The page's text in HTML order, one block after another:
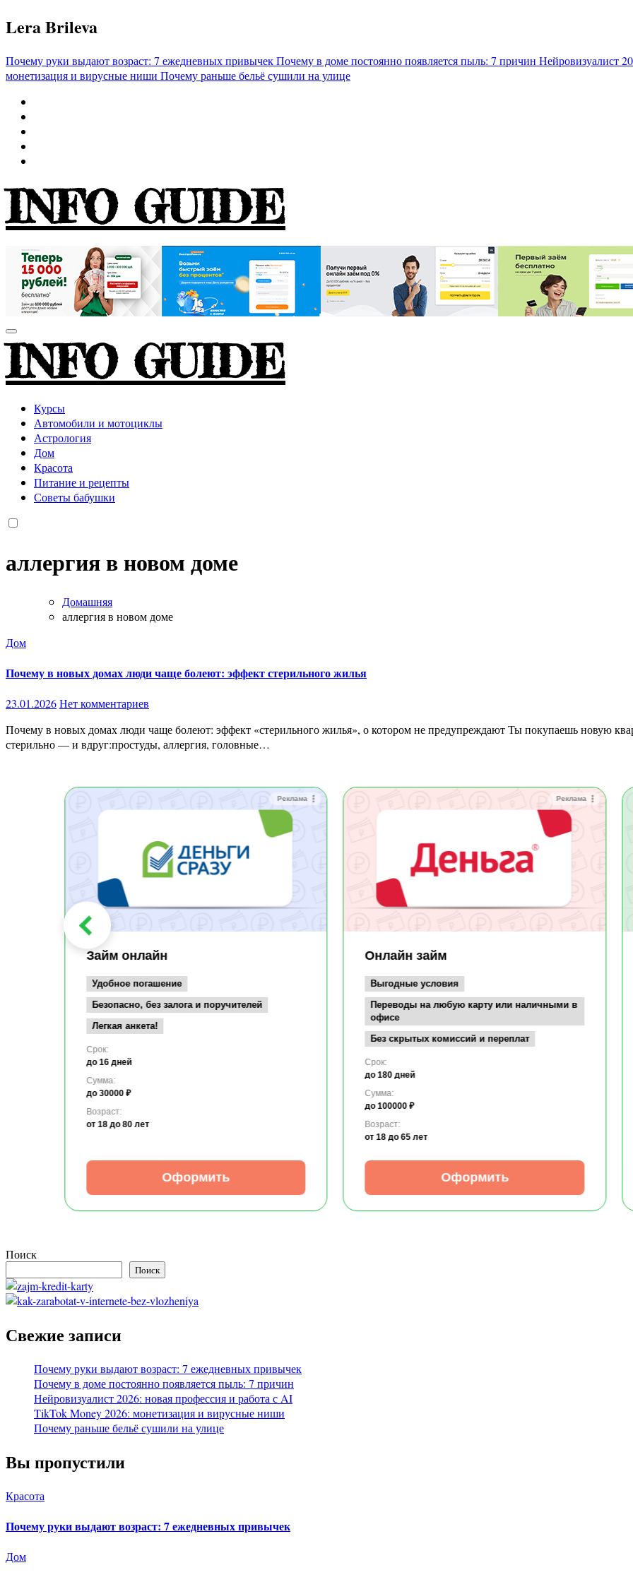
Перейти
к
Lera Brileva
Почему руки выдают возраст: 7 ежедневных привычекПочему в доме постоянно появляется пыль: 7 причин Нейровизуалист
монетизация и вирусные ниши Почему раньше бельё сушили на улице
INFO GUIDE
INFO GUIDE
Курсы
Автомобили и мотоциклы
Астрология
Дом
Красота
Питание и рецепты
Советы бабушки
аллергия в новом доме
Домашняя
аллергия в новом доме
Дом
Почему в новых домах люди чаще болеют: эффект стерильного жилья
23.01.2026Нет комментариев
Почему в новых домах люди чаще болеют: эффект «стерильного жилья», о котором не предупреждают Ты покупаешь новую квартиру.Ремонт свежий, стены чистые, запах «новизны», всё
стерильно — и вдруг:простуды, аллергия, головные…
Реклама
Займ онлайн
Удобное погашение
Безопасно, без залога и поручителей
Легкая анкета!
Срок:
до 16 дней
Сумма:
до 30000 ₽
Возраст:
от 18 до 80 лет
Оформить
Реклама
Онлайн займ
Выгодные условия
Переводы на любую карту или наличными в
офисе
Без скрытых комиссий и переплат
Срок:
до 180 дней
Сумма:
до 100000 ₽
Возраст:
от 18 до 65 лет
Оформить
Поиск
Поиск
Свежие записи
Почему руки выдают возраст: 7 ежедневных привычек
Почему в доме постоянно появляется пыль: 7 причин
Нейровизуалист 2026: новая профессия и работа с AI
TikTok Money 2026: монетизация и вирусные ниши
Почему раньше бельё сушили на улице
Вы пропустили
Красота
Почему руки выдают возраст: 7 ежедневных привычек
Дом